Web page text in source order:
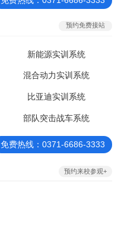
预约免费接站
新能源实训系统
混合动力实训系统
比亚迪实训系统
部队突击战车系统
免费热线：0371-6686-3333
预约来校参观+